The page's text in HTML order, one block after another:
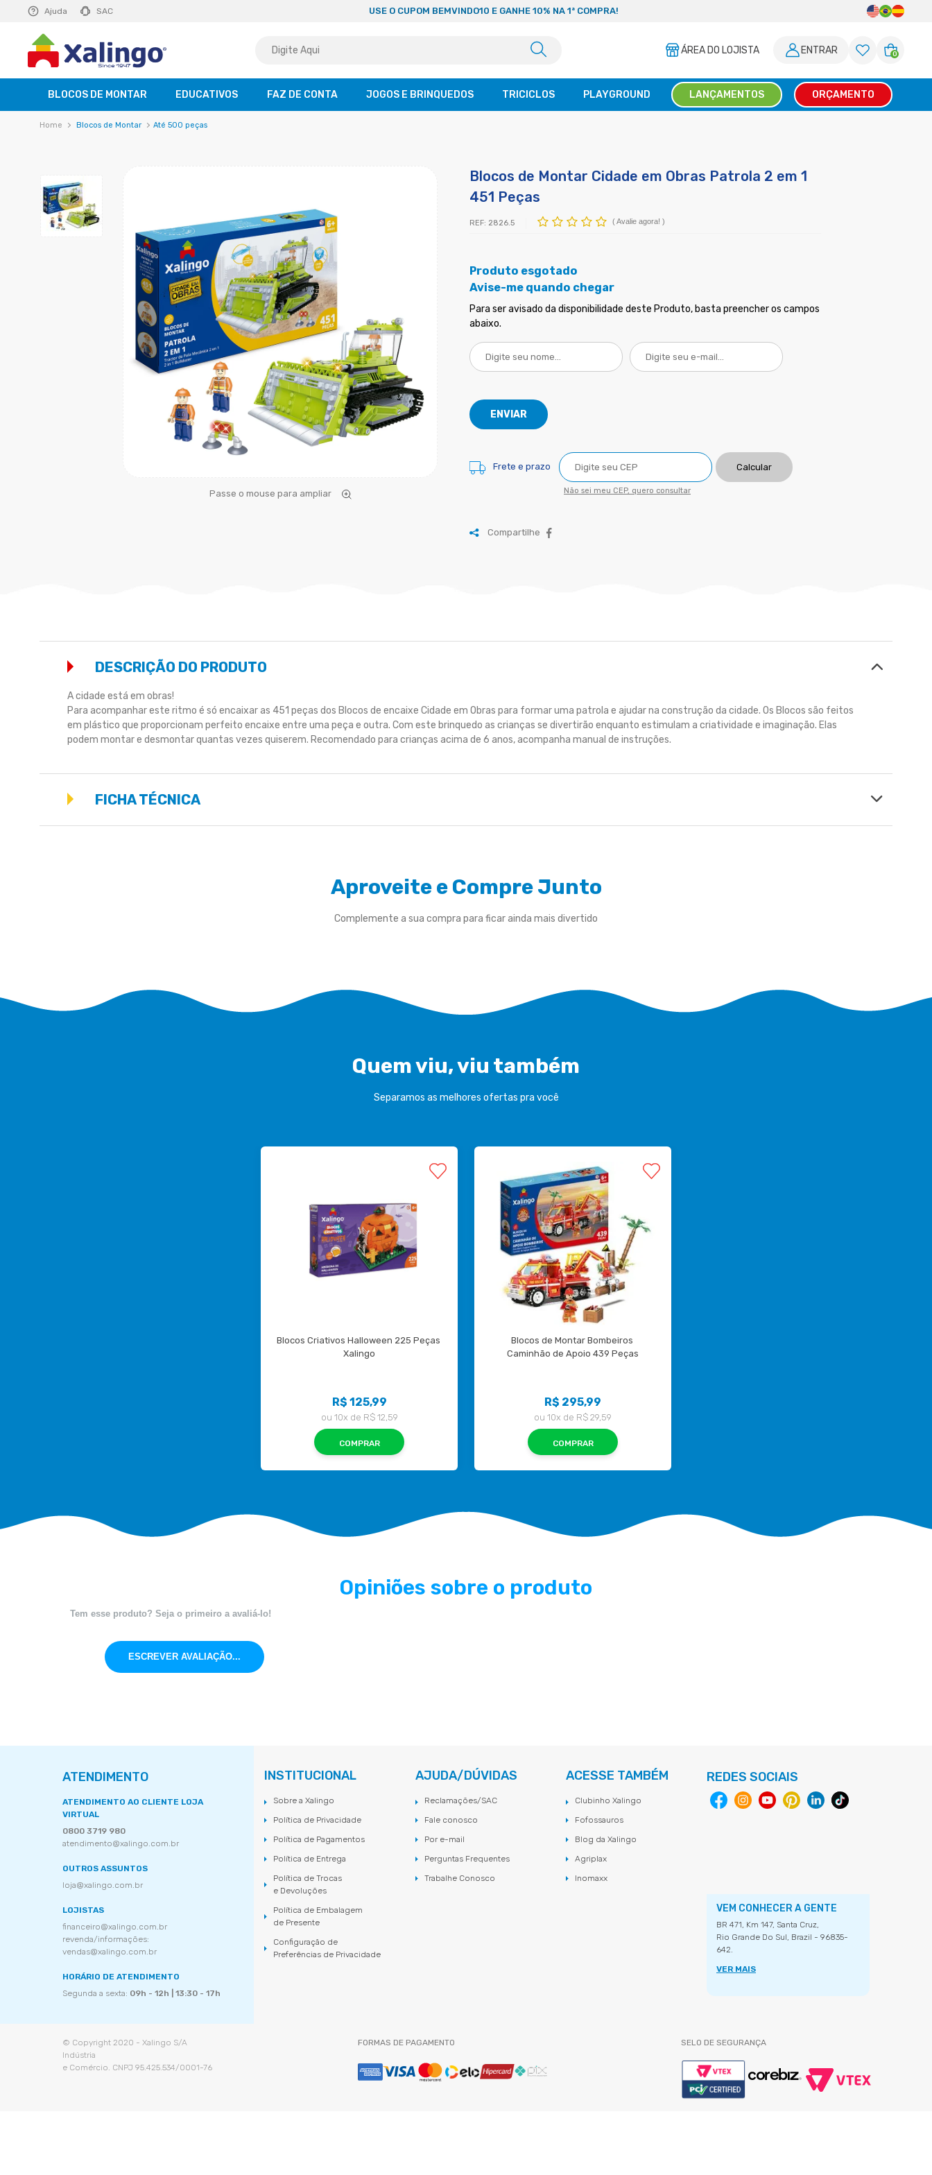
Ajuda SAC
R$ 129,99 saiba mais USE O CUPOM BEMVINDO10 E GANHE 10% NA 1ª COMPRA!
ÁREA DO LOJISTA ENTRAR 0
BLOCOS DE MONTAR EDUCATIVOS FAZ DE CONTA JOGOS E BRINQUEDOS TRICICLOS PLAYGROUND LANÇAMENTOS ORÇAMENTO
Blocos de Montar Até 500 peças
Passe o mouse para ampliar
Blocos de Montar Cidade em Obras Patrola 2 em 1
451 Peças
REF: 2826.5 (Avalie agora! )
Produto esgotado
Avise-me quando chegar
Para ser avisado da disponibilidade deste Produto, basta preencher os campos
abaixo.
Frete e prazo Calcular
Não sei meu CEP, quero consultar
Compartilhe
DESCRIÇÃO DO PRODUTO
A cidade está em obras!
Para acompanhar este ritmo é só encaixar as 451 peças dos Blocos de encaixe Cidade em Obras para formar uma patrola e ajudar na construção da cidade. Os Blocos são feitos
em plástico que proporcionam perfeito encaixe entre uma peça e outra. Com este brinquedo as crianças se divertirão enquanto estimulam a criatividade e imaginação. Elas
podem montar e desmontar quantas vezes quiserem. Recomendado para crianças acima de 6 anos, acompanha manual de instruções.
FICHA TÉCNICA
Aproveite e Compre Junto
Complemente a sua compra para ficar ainda mais divertido
Quem viu, viu também
Separamos as melhores ofertas pra você
Blocos Criativos Halloween 225 Peças
Xalingo
R$ 125,99
ou 10x de R$ 12,59
COMPRAR
Blocos de Montar Bombeiros
Caminhão de Apoio 439 Peças
R$ 295,99
ou 10x de R$ 29,59
COMPRAR
Opiniões sobre o produto
Tem esse produto? Seja o primeiro a avaliá-lo!
ESCREVER AVALIAÇÃO...
ATENDIMENTO
ATENDIMENTO AO CLIENTE LOJA
VIRTUAL
0800 3719 980
atendimento@xalingo.com.br
OUTROS ASSUNTOS
loja@xalingo.com.br
LOJISTAS
financeiro@xalingo.com.br
revenda/informações:
vendas@xalingo.com.br
HORÁRIO DE ATENDIMENTO
Segunda a sexta: 09h - 12h | 13:30 - 17h
INSTITUCIONAL
Sobre a Xalingo
Política de Privacidade
Política de Pagamentos
Política de Entrega
Política de Trocas
e Devoluções
Política de Embalagem
de Presente
Configuração de
Preferências de Privacidade
AJUDA/DÚVIDAS
Reclamações/SAC
Fale conosco
Por e-mail
Perguntas Frequentes
Trabalhe Conosco
ACESSE TAMBÉM
Clubinho Xalingo
Fofossauros
Blog da Xalingo
Agriplax
Inomaxx
REDES SOCIAIS
VEM CONHECER A GENTE
BR 471, Km 147, Santa Cruz,
Rio Grande Do Sul, Brazil - 96835-
642.
VER MAIS
© Copyright 2020 - Xalingo S/A
Indústria
e Comércio. CNPJ 95.425.534/0001-76
FORMAS DE PAGAMENTO SELO DE SEGURANÇA